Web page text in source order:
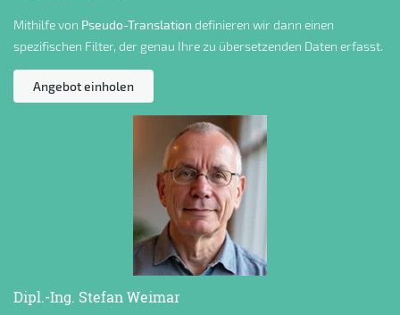
Mithilfe von Pseudo-Translation definieren wir dann einen
spezifischen Filter, der genau Ihre zu übersetzenden Daten erfasst.
Angebot einholen
Dipl.-Ing. Stefan Weimar